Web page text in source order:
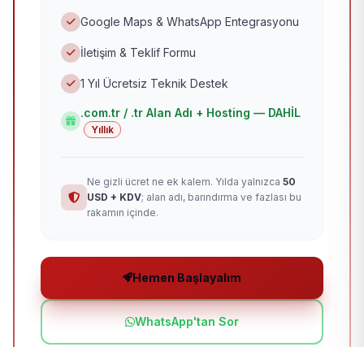
Google Maps & WhatsApp Entegrasyonu
İletişim & Teklif Formu
1 Yıl Ücretsiz Teknik Destek
.com.tr / .tr Alan Adı + Hosting — DAHİL
Yıllık
Ne gizli ücret ne ek kalem. Yılda yalnızca 50
USD + KDV; alan adı, barındırma ve fazlası bu
rakamın içinde.
Hemen Başlayalım
WhatsApp'tan Sor